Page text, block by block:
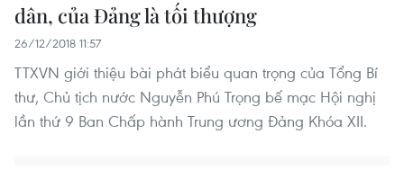
dân, của Đảng là tối thượng
26/12/2018 11:57
TTXVN giới thiệu bài phát biểu quan trọng của Tổng Bí
thư, Chủ tịch nước Nguyễn Phú Trọng bế mạc Hội nghị
lần thứ 9 Ban Chấp hành Trung ương Đảng Khóa XII.